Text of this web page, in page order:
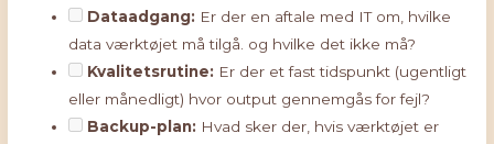
Dataadgang: Er der en aftale med IT om, hvilke
data værktøjet må tilgå. og hvilke det ikke må?
Kvalitetsrutine: Er der et fast tidspunkt (ugentligt
eller månedligt) hvor output gennemgås for fejl?
Backup-plan: Hvad sker der, hvis værktøjet er